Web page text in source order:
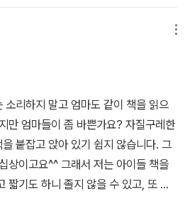
바뀐건 되돌릴 수 없다는 아저씨의 말
이를 호랑이만하게 만들어 버려 갖가
.어쩌면 꼭 개그 프로를 보는것만 같
까 걱정이 되기도 한다. 백키로 할머
자기는 껴주지 않던 친구들의 축구공
불독이 햄스터만해지는가 하면 트럭이
일들이 벌어지는데 이제 이 이야기를
금할때쯤 놀라운 기적 같은 일이 일
를 구하기 위해 악기상을 찾았는데, 거
를 받게 된답니다. 마술피리 악보를
게도 작게도 만들 수 있다고요.밤늦도
고 시험해보는데.. 고양이를 호랑이만
이만한 고양이와 마술피리 때문에 하
일어나는데..결국은 사람들이 모두
다. 오직 꿈이라고는 피리밖에 없던
이루는 과정이 다소 과장되었지만, 재
절히 바라면 이룰 수있다는 것을 보여
은 무얼까요~
소리하지 말고 엄마도 같이 책을 읽으
만 엄마들이 좀 바쁜가요? 자질구레한
붙잡고 앉아 있기 쉽지 않습니다. 그
상이고요^^ 그래서 저는 아이들 책을
짧기도 하니 졸지 않을 수 있고, 또 같